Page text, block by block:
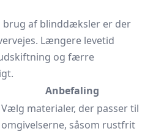
brug af blinddæksler er der
Længere levetid
og færre
Anbefaling
Vælg materialer, der passer til
omgivelserne, såsom rustfrit